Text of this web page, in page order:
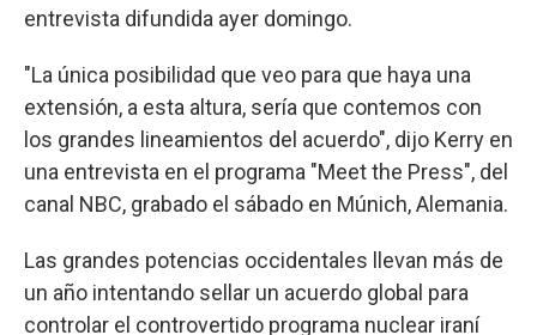
entrevista difundida ayer domingo.
"La única posibilidad que veo para que haya una
extensión, a esta altura, sería que contemos con
los grandes lineamientos del acuerdo", dijo Kerry en
una entrevista en el programa "Meet the Press", del
canal NBC, grabado el sábado en Múnich, Alemania.
Las grandes potencias occidentales llevan más de
un año intentando sellar un acuerdo global para
controlar el controvertido programa nuclear iraní